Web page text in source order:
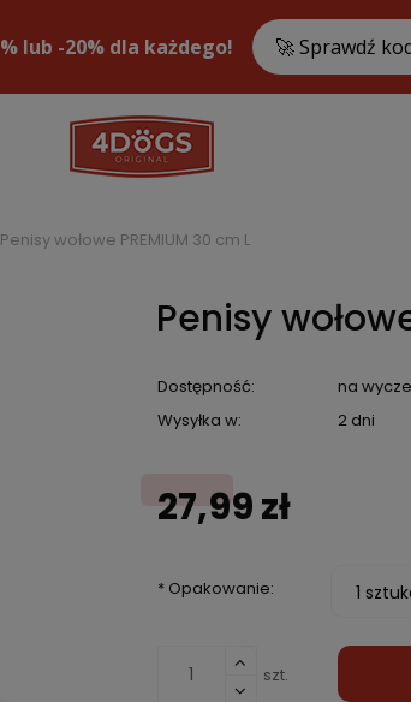
Penisy wołowe PREMIUM 30 cm L
Penisy
Dostępność:
na
Wysyłka w:
2 dni
27,99 zł
*Opakowanie:
szt.